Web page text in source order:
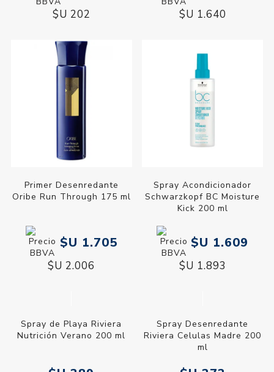
$U 202 $U 1.640
Primer Desenredante
Oribe Run Through 175 ml
$U 1.705
$U 2.006
Spray Acondicionador
Schwarzkopf BC Moisture
Kick 200 ml
$U 1.609
$U 1.893
Spray de Playa Riviera
Nutrición Verano 200 ml
Spray Desenredante
Riviera Celulas Madre 200
ml